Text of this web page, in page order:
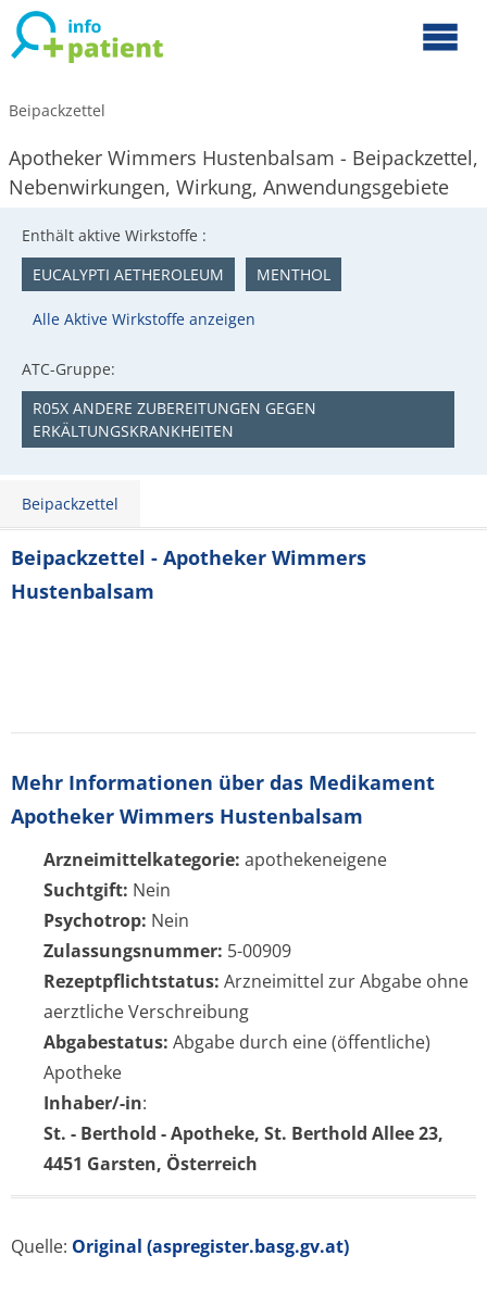
Beipackzettel
Apotheker Wimmers Hustenbalsam - Beipackzettel,
Nebenwirkungen, Wirkung, Anwendungsgebiete
Enthält aktive Wirkstoffe :
EUCALYPTI AETHEROLEUM
MENTHOL
Alle Aktive Wirkstoffe anzeigen
ATC-Gruppe:
R05X ANDERE ZUBEREITUNGEN GEGEN
ERKÄLTUNGSKRANKHEITEN
Beipackzettel
Beipackzettel - Apotheker Wimmers
Hustenbalsam
Mehr Informationen über das Medikament
Apotheker Wimmers Hustenbalsam
Arzneimittelkategorie: apothekeneigene
Suchtgift: Nein
Psychotrop: Nein
Zulassungsnummer: 5-00909
Rezeptpflichtstatus: Arzneimittel zur Abgabe ohne
aerztliche Verschreibung
Abgabestatus: Abgabe durch eine (öffentliche)
Apotheke
Inhaber/-in:
St. - Berthold - Apotheke, St. Berthold Allee 23,
4451 Garsten, Österreich
Quelle: Original (aspregister.basg.gv.at)